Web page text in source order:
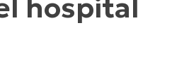
hospital